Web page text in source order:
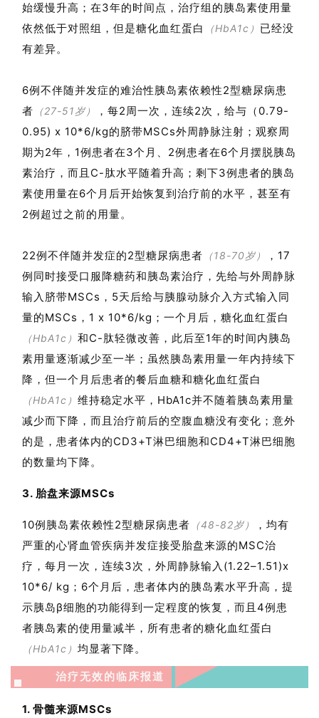
会
动
关
于
我
始缓慢升高；在3年的时间点，治疗组的胰岛素使用量
依然低于对照组，但是糖化血红蛋白
（HbA1c） 已经没
有差异。
6例不伴随并发症的难治性胰岛素依赖性2型糖尿病患
者 （27-51岁） ，每2周一次，连续2次，给与（ 0.79-
0.95) x 10*6/kg的脐带MSCs外周静脉注射；观察周
期为2年，1例患者在3个月、2例患者在6个月摆脱胰岛
素治疗，而且C-肽水平随着升高；剩下3例患者的胰岛
素使用量在6个月后开始恢复到治疗前的水平，甚至有
2例超过之前的用量。
22例不伴随并发症的2型糖尿病患者 （18-70岁）
，17
例同时接受口服降糖药和胰岛素治疗，先给与外周静脉
输入脐带MSCs，5天后给与胰腺动脉介入方式输入同
量的MSCs，1 x 10*6/kg；一个月后，糖化血红蛋白
（HbA1c） 和C-肽轻微改善，此后至1年的时间内胰岛
素用量逐渐减少至一半；虽然胰岛素用量一年内持续下
降，但一个月后患者的餐后血糖和糖化血红蛋白
（HbA1c） 维持稳定水平，HbA1c并不随着胰岛素用量
减少而下降，而且治疗前后的空腹血糖没有变化；意外
的是，患者体内的CD3+T淋巴细胞和CD4+T淋巴细胞
的数量均下降。
3. 胎盘来源MSCs
10例胰岛素依赖性2型糖尿病患者 （48-82岁）
，均有
严重的心肾血管疾病并发症接受胎盘来源的MSC治
疗，每月一次，连续3次，外周静脉输入(1.22–1.51)x
10*6/ kg；6个月后，患者体内的胰岛素水平升高，提
示胰岛β细胞的功能得到一定程度的恢复，而且4例患
者胰岛素的使用量减半，所有患者的糖化血红蛋白
（HbA1c） 均显著下降。
治疗无效的临床报道
1. 骨髓来源MSCs